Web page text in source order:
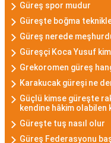
Güreş spor mudur
Güreşte boğma
Güreş nerede
Güreşçi Koca Yusuf
Grekoromen güreş
Karakucak güreşi ne
Güçlü kimse güreşte
kendine hâkim olabilen
Güreşte tuş nasıl olur
Güreş Federasyonu